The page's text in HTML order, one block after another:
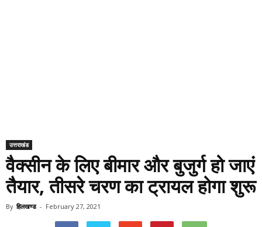
उत्तराखंड
वैक्सीन के लिए बीमार और बुजुर्ग हो जाएं
तैयार, तीसरे चरण का ट्रायल होगा शुरू
By हिलखण्ड - February 27, 2021